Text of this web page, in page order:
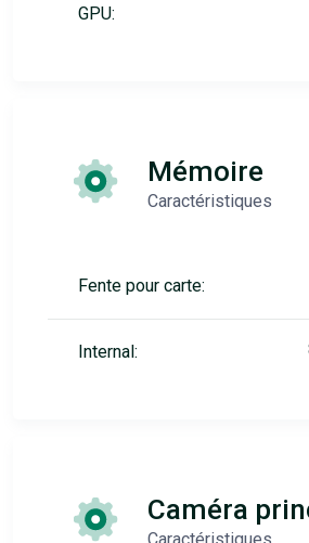
GPU:
Mémoire
Caractéristiques
Fente pour carte:
Internal:
Caméra